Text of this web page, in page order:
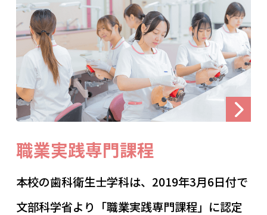
職業実践専門課程
本校の歯科衛生士学科は、2019年3月6日付で
文部科学省より「職業実践専門課程」に認定